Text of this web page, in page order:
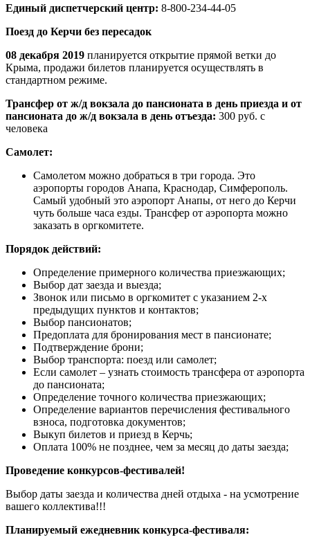
Единый диспетчерский центр: 8-800-234-44-05
Поезд до Керчи без пересадок
08 декабря 2019 планируется открытие прямой ветки до
Крыма, продажи билетов планируется осуществлять в
стандартном режиме.
Трансфер от ж/д вокзала до пансионата в день приезда и от
пансионата до ж/д вокзала в день отъезда: 300 руб. с
человека
Самолет:
Самолетом можно добраться в три города. Это
аэропорты городов Анапа, Краснодар, Симферополь.
Самый удобный это аэропорт Анапы, от него до Керчи
чуть больше часа езды. Трансфер от аэропорта можно
заказать в оргкомитете.
Порядок действий:
Определение примерного количества приезжающих;
Выбор дат заезда и выезда;
Звонок или письмо в оргкомитет с указанием 2-х
предыдущих пунктов и контактов;
Выбор пансионатов;
Предоплата для бронирования мест в пансионате;
Подтверждение брони;
Выбор транспорта: поезд или самолет;
Если самолет – узнать стоимость трансфера от аэропорта
до пансионата;
Определение точного количества приезжающих;
Определение вариантов перечисления фестивального
взноса, подготовка документов;
Выкуп билетов и приезд в Керчь;
Оплата 100% не позднее, чем за месяц до даты заезда;
Проведение конкурсов-фестивалей!
Выбор даты заезда и количества дней отдыха - на усмотрение
вашего коллектива!!!
Планируемый ежедневник конкурса-фестиваля: